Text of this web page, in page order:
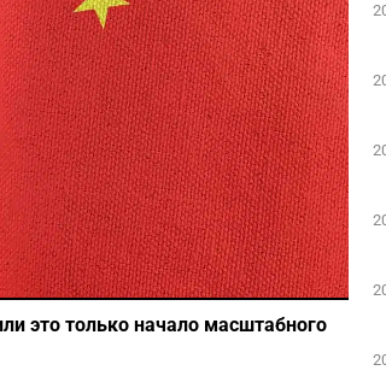
Фото: Depositphotos
это только начало масштабного